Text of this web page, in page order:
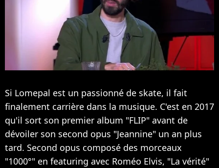
Si Lomepal est un passionné de skate, il fait
finalement carrière dans la musique. C'est en 2017
qu'il sort son premier album "FLIP" avant de
dévoiler son second opus "Jeannine" un an plus
tard. Second opus composé des morceaux
"1000°" en featuring avec Roméo Elvis, "La vérité"